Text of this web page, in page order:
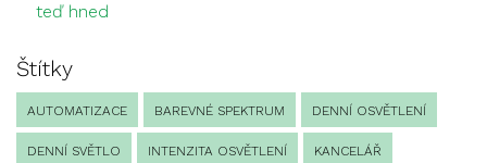
teď hned
Štítky
AUTOMATIZACE BAREVNÉ SPEKTRUM DENNÍ OSVĚTLENÍ
DENNÍ SVĚTLO INTENZITA OSVĚTLENÍ KANCELÁŘ